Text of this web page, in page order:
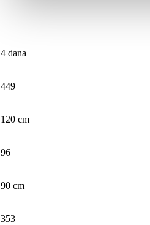
4 dana
449
120 cm
96
90 cm
353